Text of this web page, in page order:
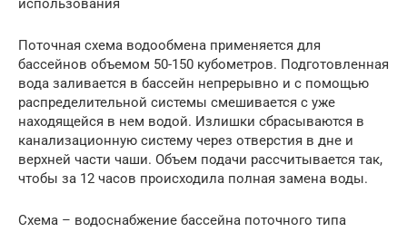
использования
Поточная схема водообмена применяется для
бассейнов объемом 50-150 кубометров. Подготовленная
вода заливается в бассейн непрерывно и с помощью
распределительной системы смешивается с уже
находящейся в нем водой. Излишки сбрасываются в
канализационную систему через отверстия в дне и
верхней части чаши. Объем подачи рассчитывается так,
чтобы за 12 часов происходила полная замена воды.
Схема – водоснабжение бассейна поточного типа